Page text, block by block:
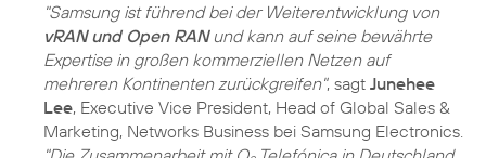
"Samsung ist führend bei der Weiterentwicklung von
vRAN und Open RANund kann auf seine bewährte
Expertise in großen kommerziellen Netzen auf
mehreren Kontinenten zurückgreifen", sagt Junehee
Lee, Executive Vice President, Head of Global Sales &
Marketing, Networks Business bei Samsung Electronics.